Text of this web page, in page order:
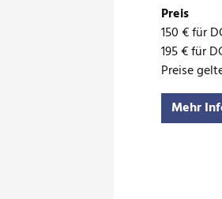
Preis
150 € für
195 € für
Preise
Mehr